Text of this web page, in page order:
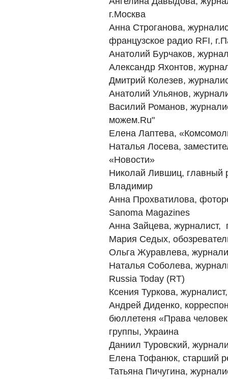
г.Москва
Анна Строганова,
французское радио RFI,
Анатолий Бурчаков,
Александр Яхонтов,
Дмитрий Колезев,
Анатолий Ульянов,
Василий Романов,
можем.Ru"
Елена Лаптева,
Наталья Лосева,
«Новости»
Николай Лившиц, главный
Владимир
Анна Прохватилова,
Sanoma Magazines
Анна Зайцева, журналист,
Мария Седых,
Ольга Журавлева,
Наталья Соболева,
Russia Today (RT)
Ксения Туркова,
Андрей Диденко,
бюллетеня «Права
группы, Украина
Даниил Туровский,
Елена Тофанюк, старший
Татьяна Пичугина,